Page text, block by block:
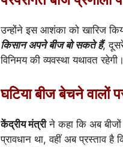
उन्होंने इस आशंका को खारिज
किसान अपने बीज बो सकते हैं,
विनिमय की व्यवस्था यथावत रहेगी।
घटिया बीज बेचने
केंद्रीय मंत्रीने कहा कि अब बीजों
प्रावधान था, वहीं अब प्रस्ताव